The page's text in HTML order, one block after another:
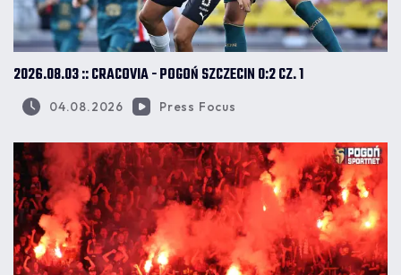
2026.08.03 :: CRACOVIA - POGOŃ SZCZECIN 0:2 CZ. 1
04.08.2026 Press Focus